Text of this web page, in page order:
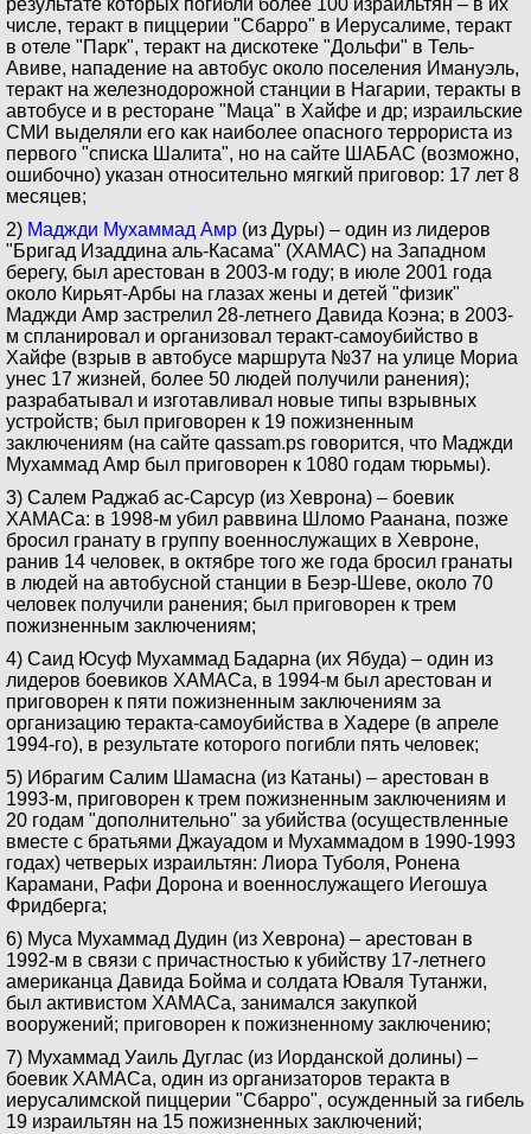
результате которых погибли более 100 израильтян – в их
числе, теракт в пиццерии "Сбарро" в Иерусалиме, теракт
в отеле "Парк", теракт на дискотеке "Дольфи" в Тель-
Авиве, нападение на автобус около поселения Имануэль,
теракт на железнодорожной станции в Нагарии, теракты в
автобусе и в ресторане "Маца" в Хайфе и др; израильские
СМИ выделяли его как наиболее опасного террориста из
первого "списка Шалита", но на сайте ШАБАС (возможно,
ошибочно) указан относительно мягкий приговор: 17 лет 8
месяцев;
2) Маджди Мухаммад Амр (из Дуры) – один из лидеров
"Бригад Изаддина аль-Касама" (ХАМАС) на Западном
берегу, был арестован в 2003-м году; в июле 2001 года
около Кирьят-Арбы на глазах жены и детей "физик"
Маджди Амр застрелил 28-летнего Давида Коэна; в 2003-
м спланировал и организовал теракт-самоубийство в
Хайфе (взрыв в автобусе маршрута №37 на улице Мориа
унес 17 жизней, более 50 людей получили ранения);
разрабатывал и изготавливал новые типы взрывных
устройств; был приговорен к 19 пожизненным
заключениям (на сайте qassam.ps говорится, что Маджди
Мухаммад Амр был приговорен к 1080 годам тюрьмы).
3) Салем Раджаб ас-Сарсур (из Хеврона) – боевик
ХАМАСа: в 1998-м убил раввина Шломо Раанана, позже
бросил гранату в группу военнослужащих в Хевроне,
ранив 14 человек, в октябре того же года бросил гранаты
в людей на автобусной станции в Беэр-Шеве, около 70
человек получили ранения; был приговорен к трем
пожизненным заключениям;
4) Саид Юсуф Мухаммад Бадарна (их Ябуда) – один из
лидеров боевиков ХАМАСа, в 1994-м был арестован и
приговорен к пяти пожизненным заключениям за
организацию теракта-самоубийства в Хадере (в апреле
1994-го), в результате которого погибли пять человек;
5) Ибрагим Салим Шамасна (из Катаны) – арестован в
1993-м, приговорен к трем пожизненным заключениям и
20 годам "дополнительно" за убийства (осуществленные
вместе с братьями Джауадом и Мухаммадом в 1990-1993
годах) четверых израильтян: Лиора Туболя, Ронена
Карамани, Рафи Дорона и военнослужащего Иегошуа
Фридберга;
6) Муса Мухаммад Дудин (из Хеврона) – арестован в
1992-м в связи с причастностью к убийству 17-летнего
американца Давида Бойма и солдата Юваля Тутанжи,
был активистом ХАМАСа, занимался закупкой
вооружений; приговорен к пожизненному заключению;
7) Мухаммад Уаиль Дуглас (из Иорданской долины) –
боевик ХАМАСа, один из организаторов теракта в
иерусалимской пиццерии "Сбарро", осужденный за гибель
19 израильтян на 15 пожизненных заключений;